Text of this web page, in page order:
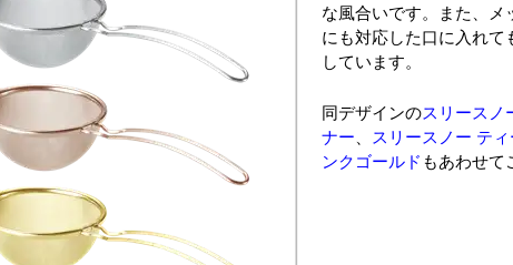
な風合いです。また、メ
にも対応した口に入れて
しています。
同デザインのスリースノ
ナー、 スリースノー テ
ンクゴールド もあわせて